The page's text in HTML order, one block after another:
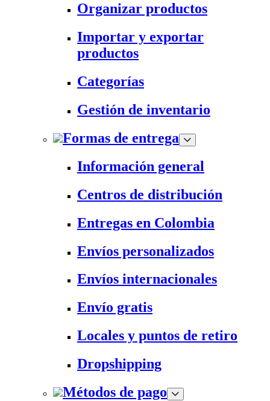
Organizar productos
Importar y exportar
productos
Categorías
Gestión de inventario
Formas de entrega
Información general
Centros de distribución
Entregas en Colombia
Envíos personalizados
Envíos internacionales
Envío gratis
Locales y puntos de retiro
Dropshipping
Métodos de pago